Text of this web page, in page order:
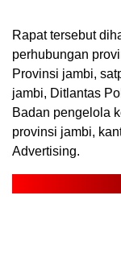
Rapat tersebut
perhubungan
Provinsi jambi,
jambi, Ditlantas
Badan pengelola
provinsi jambi,
Advertising.